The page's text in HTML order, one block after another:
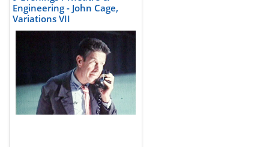
Engineering - John Cage,
Variations VII